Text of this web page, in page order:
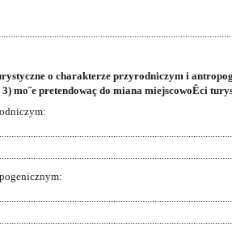
o charakterze przyrodniczym i
mo˝e pretendowaç do miana miejscowoÊci